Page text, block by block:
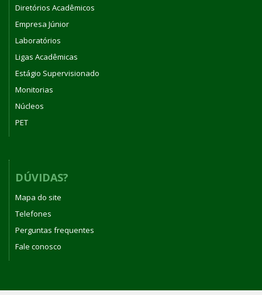
Diretórios Acadêmicos
Empresa Júnior
Laboratórios
Ligas Acadêmicas
Estágio Supervisionado
Monitorias
Núcleos
PET
DÚVIDAS?
Mapa do site
Telefones
Perguntas frequentes
Fale conosco